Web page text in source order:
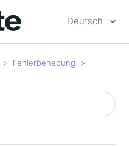
Deutsch
Fehlerbehebung